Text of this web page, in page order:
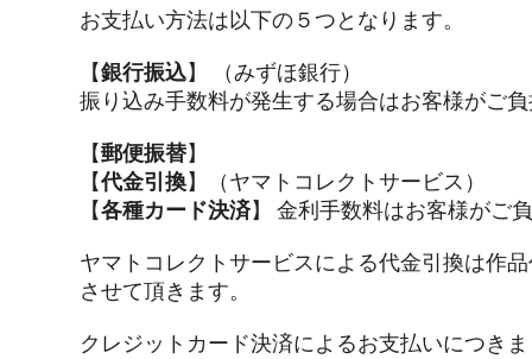
お支払い方法は以下の５つとなります。
【銀行振込】 （みずほ銀行）
振り込み手数料が発生する場合はお客様がご
【郵便振替】
【代金引換】（ヤマトコレクトサービス）
【各種カード決済】 金利手数料はお客様がご
ヤマトコレクトサービスによる代金引換は作
させて頂きます。
クレジットカード決済によるお支払いにつき